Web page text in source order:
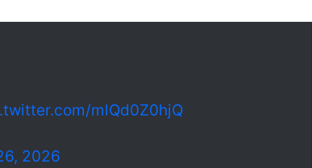
mlQd0Z0hjQ
2026